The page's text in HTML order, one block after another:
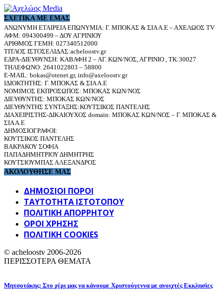
ΣΧΕΤΙΚΆ ΜΕ ΕΜΆΣ
ΑΝΩΝΥΜΗ ΕΤΑΙΡΕΙΑ ΕΠΩΝΥΜΙΑ: Γ. ΜΠΟΚΑΣ & ΣΙΑ Α.Ε – ΑΧΕΛΩΟΣ TV
ΑΦΜ: 094300499 – ΔΟΥ ΑΓΡΙΝΙΟΥ
ΑΡΙΘΜΟΣ ΓΕΜΗ: 027340512000
ΤΙΤΛΟΣ ΙΣΤΟΣΕΛΙΔΑΣ:acheloostv.gr
ΕΔΡΑ-ΔΙΕΥΘΥΝΣΗ: ΚΑΒΑΦΗ 2 – ΑΓ. ΚΩΝ/ΝΟΣ, ΑΓΡΙΝΙΟ , ΤΚ:30027
ΤΗΛΕΦΩΝΟ: 2641022803 – 58800
E-MAIL: bokas@otenet.gr, info@axeloostv.gr
ΙΔΙΟΚΤΗΤΗΣ: Γ. ΜΠΟΚΑΣ & ΣΙΑ Α.Ε
ΝΟΜΙΜΟΣ ΕΚΠΡΟΣΩΠΟΣ: ΜΠΟΚΑΣ ΚΩΝ/ΝΟΣ
ΔΙΕΥΘΥΝΤΗΣ: ΜΠΟΚΑΣ ΚΩΝ/ΝΟΣ
ΔΙΕΥΘΥΝΤΗΣ ΣΥΝΤΑΞΗΣ:ΚΟΥΤΣΙΚΟΣ ΠΑΝΤΕΛΗΣ
ΔΙΑΧΕΙΡΙΣΤΗΣ-ΔΙΚΑΙΟΥΧΟΣ domain: ΜΠΟΚΑΣ ΚΩΝ/ΝΟΣ – Γ. ΜΠΟΚΑΣ &
ΣΙΑ Α.Ε
ΔΗΜΟΣΙΟΓΡΑΦΟΙ:
ΚΟΥΤΣΙΚΟΣ ΠΑΝΤΕΛΗΣ
ΒΑΚΡΑΚΟΥ ΣΟΦΙΑ
ΠΑΠΑΔΗΜΗΤΡΙΟΥ ΔΗΜΗΤΡΗΣ
ΚΟΥΤΣΙΟΥΜΠΑΣ ΑΛΕΞΑΝΔΡΟΣ
ΑΚΟΛΟΥΘΗΣΕ ΜΑΣ
ΔΗΜΟΣΙΟΙ ΠΟΡΟΙ
ΤΑΥΤΌΤΗΤΑ ΙΣΤΌΤΟΠΟΥ
ΠΟΛΙΤΙΚΉ ΑΠΟΡΡΉΤΟΥ
ΌΡΟΙ ΧΡΉΣΗΣ
ΠΟΛΙΤΙΚΗ COOKIES
© acheloostv 2006-2026
ΠΕΡΙΣΣΟΤΕΡΑ ΘΕΜΑΤΑ
Μητσοτάκης: Στο χέρι μας να κάνουμε Χριστούγεννα με ανοιχτές Εκκλησίες